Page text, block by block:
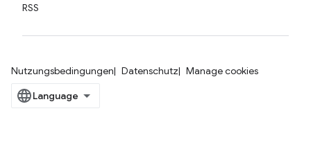
RSS
Nutzungsbedingungen Datenschutz Manage cookies